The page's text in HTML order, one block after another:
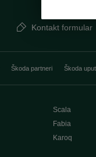
Kontakt formular
Škoda partneri Škoda
Scala
Fabia
Karoq